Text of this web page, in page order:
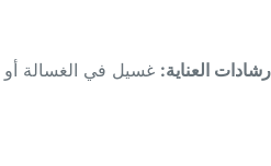
العناية: غسيل في الغسالة أو